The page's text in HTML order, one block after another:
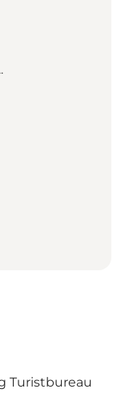
Turistbureau